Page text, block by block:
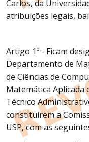
Carlos, da
atribuições legais,
Artigo 1º - Ficam
Departamento de
de Ciências de
Matemática Aplicada
Técnico
constituírem a
USP, com as